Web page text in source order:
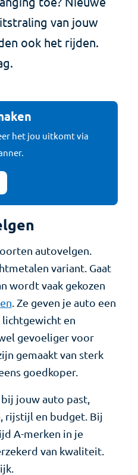
van jouw
ook het rijden.
het jou uitkomt via
autovelgen.
variant. Gaat
wordt vaak gekozen
. Ze geven je auto een
en
gevoeliger voor
gemaakt van sterk
goedkoper.
jouw auto past,
rijstijl en budget. Bij
A-merken in je
van kwaliteit.